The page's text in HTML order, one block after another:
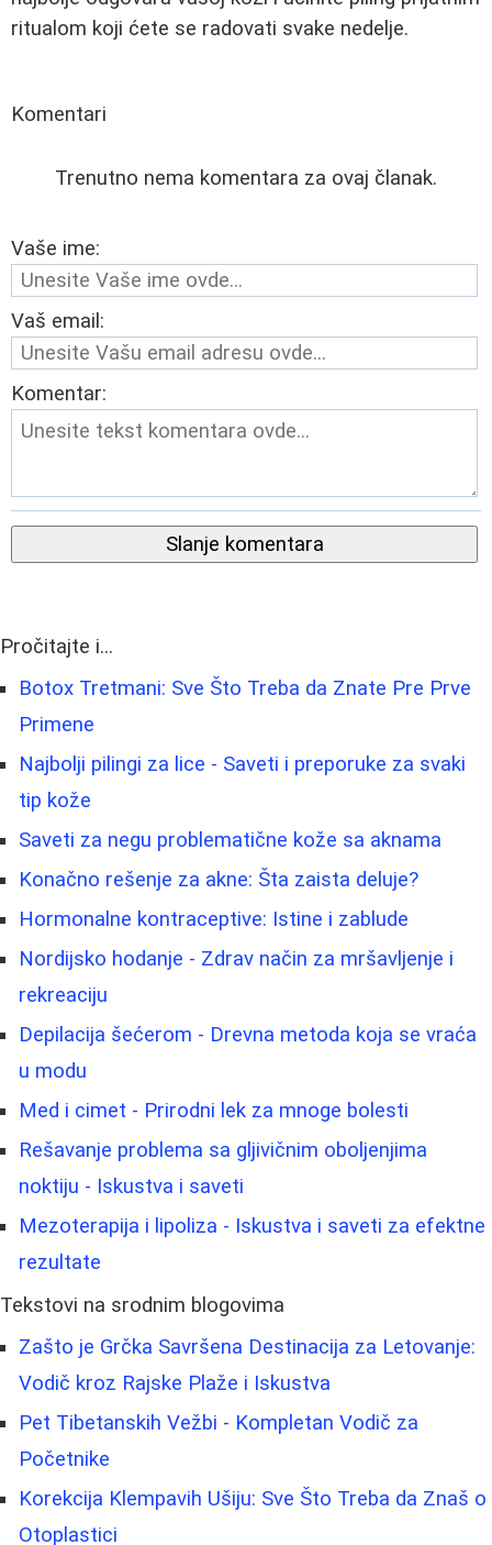
ritualom koji ćete se radovati svake nedelje.
Komentari
Trenutno nema komentara za ovaj članak.
Vaše ime:
Vaš email:
Komentar:
Slanje komentara
Pročitajte i...
Botox Tretmani: Sve Što Treba da Znate Pre Prve
Primene
Najbolji pilingi za lice - Saveti i preporuke za svaki
tip kože
Saveti za negu problematične kože sa aknama
Konačno rešenje za akne: Šta zaista deluje?
Hormonalne kontraceptive: Istine i zablude
Nordijsko hodanje - Zdrav način za mršavljenje i
rekreaciju
Depilacija šećerom - Drevna metoda koja se vraća
u modu
Med i cimet - Prirodni lek za mnoge bolesti
Rešavanje problema sa gljivičnim oboljenjima
noktiju - Iskustva i saveti
Mezoterapija i lipoliza - Iskustva i saveti za efektne
rezultate
Tekstovi na srodnim blogovima
Zašto je Grčka Savršena Destinacija za Letovanje:
Vodič kroz Rajske Plaže i Iskustva
Pet Tibetanskih Vežbi - Kompletan Vodič za
Početnike
Korekcija Klempavih Ušiju: Sve Što Treba da Znaš o
Otoplastici